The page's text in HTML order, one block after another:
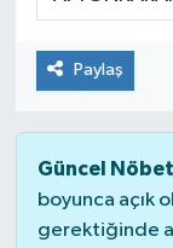
Paylaş
Güncel
boyunca açık
gerektiğinde
HABERDE
BİLİM VE